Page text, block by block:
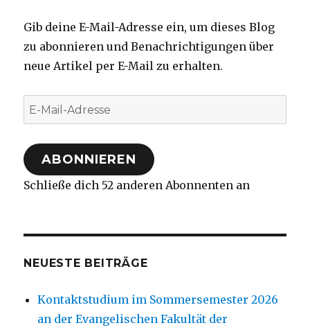
Gib deine E-Mail-Adresse ein, um dieses Blog
zu abonnieren und Benachrichtigungen über
neue Artikel per E-Mail zu erhalten.
E-
Mail-
Adresse
ABONNIEREN
Schließe dich 52 anderen Abonnenten an
NEUESTE BEITRÄGE
Kontaktstudium im Sommersemester 2026
an der Evangelischen Fakultät der